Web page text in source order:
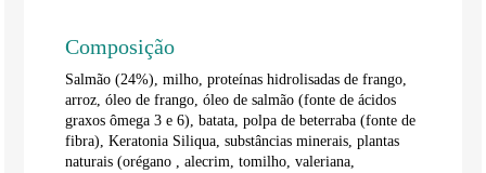
Composição
Salmão (24%), milho, proteínas hidrolisadas de frango,
arroz, óleo de frango, óleo de salmão (fonte de ácidos
graxos ômega 3 e 6), batata, polpa de beterraba (fonte de
fibra), Keratonia Siliqua, substâncias minerais, plantas
naturais (orégano , alecrim, tomilho, valeriana,